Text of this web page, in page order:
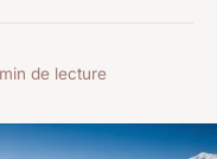
de lecture